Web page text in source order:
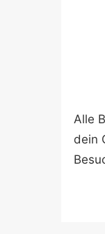
Alle
dein